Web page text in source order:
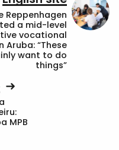
Reppenhagen
a mid-level
vocational
Aruba: “These
want to do
things”
MPB